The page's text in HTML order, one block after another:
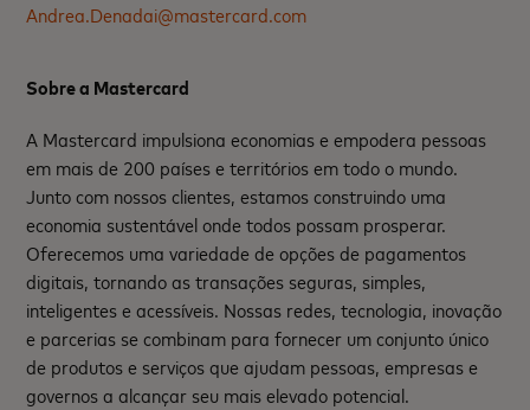
Andrea.Denadai@mastercard.com
Sobre a Mastercard
A Mastercard impulsiona economias e empodera pessoas
em mais de 200 países e territórios em todo o mundo.
Junto com nossos clientes, estamos construindo uma
economia sustentável onde todos possam prosperar.
Oferecemos uma variedade de opções de pagamentos
digitais, tornando as transações seguras, simples,
inteligentes e acessíveis. Nossas redes, tecnologia, inovação
e parcerias se combinam para fornecer um conjunto único
de produtos e serviços que ajudam pessoas, empresas e
governos a alcançar seu mais elevado potencial.